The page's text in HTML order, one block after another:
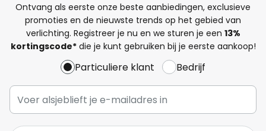
Ontvang als eerste onze beste aanbiedingen, exclusieve
promoties en de nieuwste trends op het gebied van
verlichting. Registreer je nu en we sturen je een 13%
kortingscode*die je kunt gebruiken bij je eerste aankoop!
Particuliere klant Bedrijf